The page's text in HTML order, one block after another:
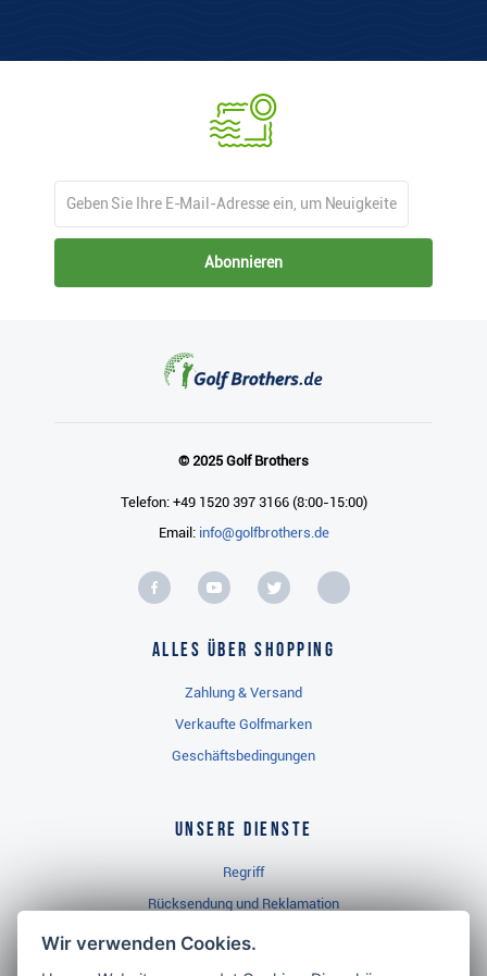
Abonnieren
© 2025 Golf Brothers
Telefon: +49 1520 397 3166 (8:00-15:00)
Email: info@golfbrothers.de
Alles über Shopping
Zahlung & Versand
Verkaufte Golfmarken
Geschäftsbedingungen
Unsere Dienste
Regriff
Rücksendung und Reklamation
Widerrufsbelehrung
Wir verwenden Cookies.